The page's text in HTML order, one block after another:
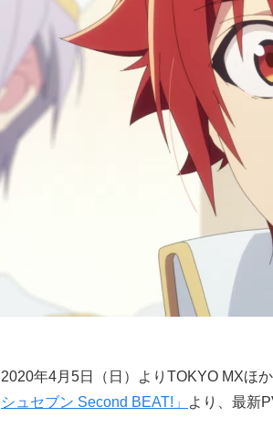
2020年4月5日（日）よりTOKYO MXほ
シュセブン Second BEAT!」
より、最新